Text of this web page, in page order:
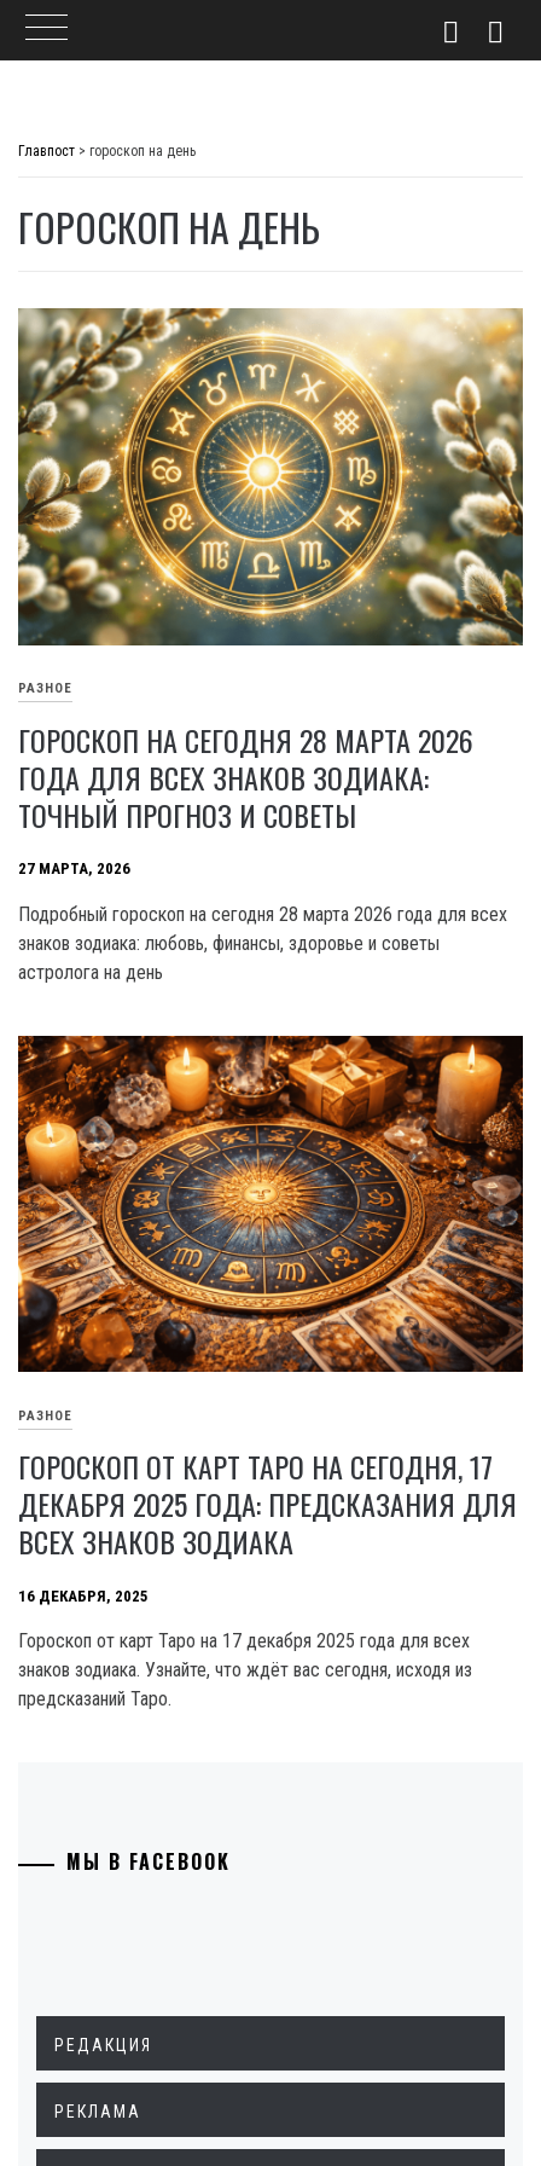
Главпост > гороскоп на день
ГОРОСКОП НА ДЕНЬ
РАЗНОЕ
ГОРОСКОП НА СЕГОДНЯ 28 МАРТА 2026
ГОДА ДЛЯ ВСЕХ ЗНАКОВ ЗОДИАКА:
ТОЧНЫЙ ПРОГНОЗ И СОВЕТЫ
27 МАРТА, 2026
Подробный гороскоп на сегодня 28 марта 2026 года для всех
знаков зодиака: любовь, финансы, здоровье и советы
астролога на день
РАЗНОЕ
ГОРОСКОП ОТ КАРТ ТАРО НА СЕГОДНЯ, 17
ДЕКАБРЯ 2025 ГОДА: ПРЕДСКАЗАНИЯ ДЛЯ
ВСЕХ ЗНАКОВ ЗОДИАКА
16 ДЕКАБРЯ, 2025
Гороскоп от карт Таро на 17 декабря 2025 года для всех
знаков зодиака. Узнайте, что ждёт вас сегодня, исходя из
предсказаний Таро.
МЫ В FACEBOOK
РЕДАКЦИЯ
РЕКЛАМА